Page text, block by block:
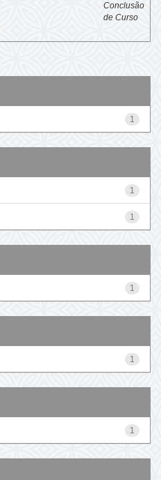
Conclusão
de Curso
1
1
1
1
1
1